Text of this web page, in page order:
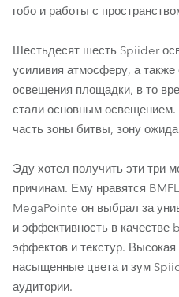
гобо и работы с
Шестьдесят шесть Spiider
усиливия атмосферу, а
освещения площадки, в то
стали основным
часть зоны битвы, зону
Эду хотел получить эти три
причинам. Ему нравятся
MegaPointe он выбрал за
и эффективность в качестве
эффектов и текстур. Высокая
насыщенные цвета и зум
аудитории.